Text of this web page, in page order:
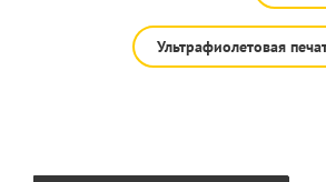
Ультрафиолетовая